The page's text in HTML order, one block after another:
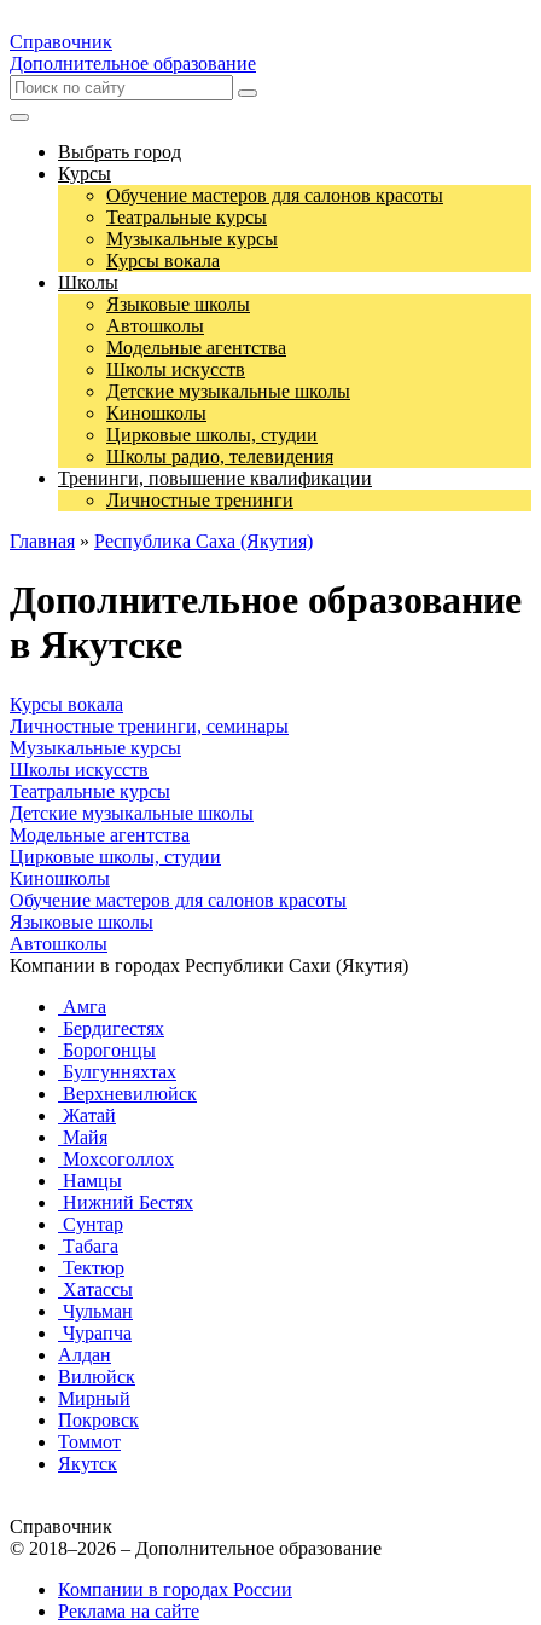
Справочник
Дополнительное образование
Выбрать город
Курсы
Обучение мастеров для салонов красоты
Театральные курсы
Музыкальные курсы
Курсы вокала
Школы
Языковые школы
Автошколы
Модельные агентства
Школы искусств
Детские музыкальные школы
Киношколы
Цирковые школы, студии
Школы радио, телевидения
Тренинги, повышение квалификации
Личностные тренинги
Главная » Республика Саха (Якутия)
Дополнительное образование
в Якутске
Курсы вокала
Личностные тренинги, семинары
Музыкальные курсы
Школы искусств
Театральные курсы
Детские музыкальные школы
Модельные агентства
Цирковые школы, студии
Киношколы
Обучение мастеров для салонов красоты
Языковые школы
Автошколы
Компании в городах Республики Сахи (Якутия)
Амга
Бердигестях
Борогонцы
Булгунняхтах
Верхневилюйск
Жатай
Майя
Мохсоголлох
Намцы
Нижний Бестях
Сунтар
Табага
Тектюр
Хатассы
Чульман
Чурапча
Алдан
Вилюйск
Мирный
Покровск
Томмот
Якутск
Справочник
© 2018–2026 – Дополнительное образование
Компании в городах России
Реклама на сайте